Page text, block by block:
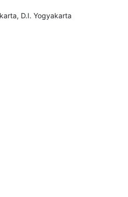
D.I. Yogyakarta